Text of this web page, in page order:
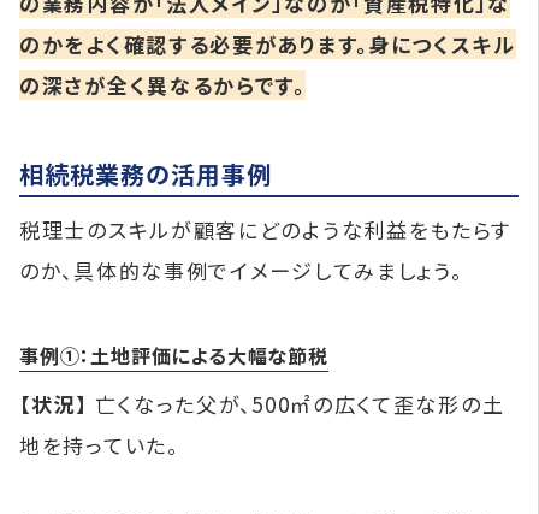
のかをよく確認する必要があります。身につくスキル
の深さが全く異なるからです。
相続税業務の活用事例
税理士のスキルが顧客にどのような利益をもたらす
のか、具体的な事例でイメージしてみましょう。
事例①：土地評価による大幅な節税
【状況】 亡くなった父が、500㎡の広くて歪な形の土
地を持っていた。